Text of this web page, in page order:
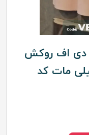
دی اف روکش
مات کد